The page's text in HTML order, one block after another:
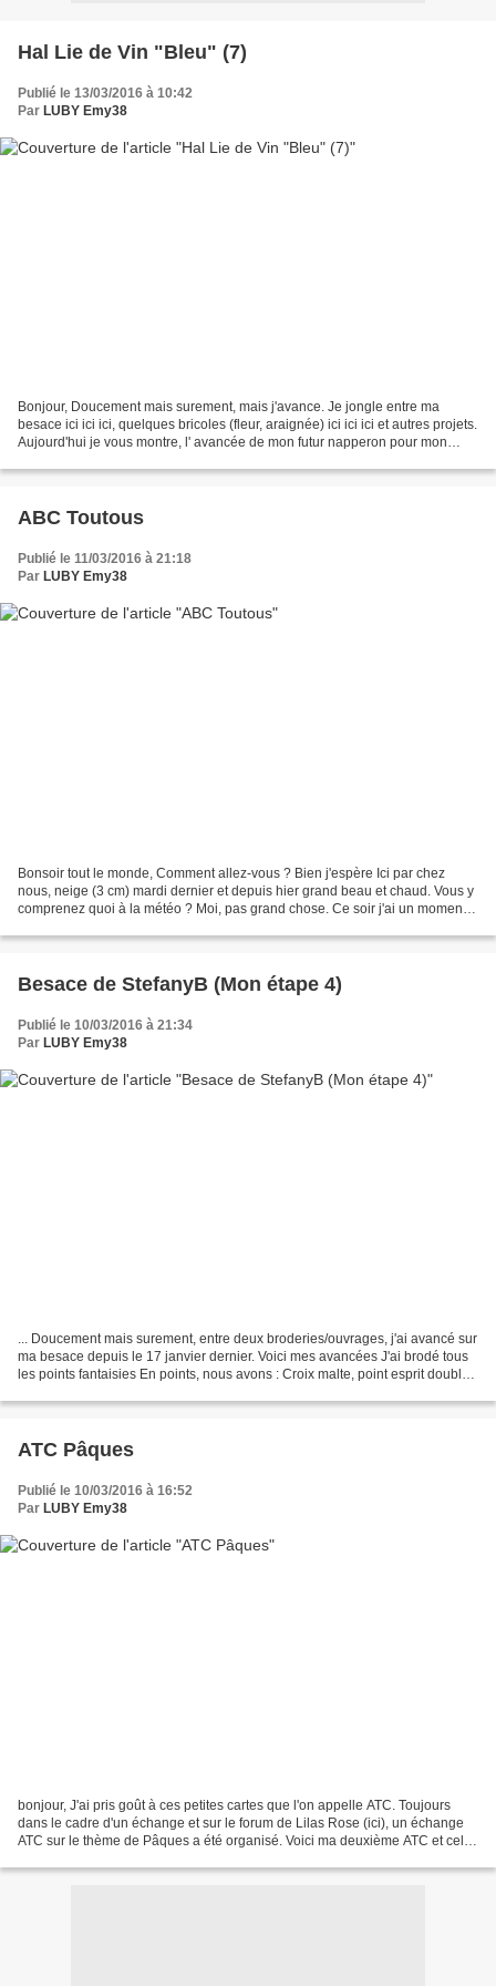
Hal Lie de Vin "Bleu" (7)
Publié le 13/03/2016 à 10:42
Par LUBY Emy38
Bonjour, Doucement mais surement, mais j'avance. Je jongle entre ma
besace ici ici ici, quelques bricoles (fleur, araignée) ici ici ici et autres projets.
Aujourd'hui je vous montre, l' avancée de mon futur napperon pour mon
ABC Toutous
Publié le 11/03/2016 à 21:18
Par LUBY Emy38
Bonsoir tout le monde, Comment allez-vous ? Bien j'espère Ici par chez
nous, neige (3 cm) mardi dernier et depuis hier grand beau et chaud. Vous y
comprenez quoi à la météo ? Moi, pas grand chose. Ce soir j'ai un moment
Besace de StefanyB (Mon étape 4)
Publié le 10/03/2016 à 21:34
Par LUBY Emy38
... Doucement mais surement, entre deux broderies/ouvrages, j'ai avancé sur
ma besace depuis le 17 janvier dernier. Voici mes avancées J'ai brodé tous
les points fantaisies En points, nous avons : Croix malte, point esprit double
ATC Pâques
Publié le 10/03/2016 à 16:52
Par LUBY Emy38
bonjour, J'ai pris goût à ces petites cartes que l'on appelle ATC. Toujours
dans le cadre d'un échange et sur le forum de Lilas Rose (ici), un échange
ATC sur le thème de Pâques a été organisé. Voici ma deuxième ATC et celle